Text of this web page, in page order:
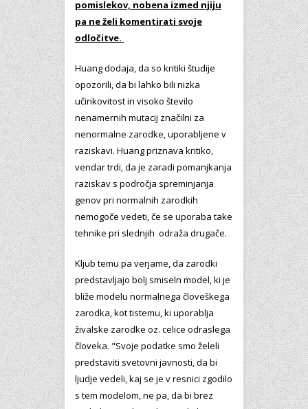
pomislekov, nobena izmed njiju
pa ne želi komentirati svoje
odločitve.
Huang dodaja, da so kritiki študije
opozorili, da bi lahko bili nizka
učinkovitost in visoko število
nenamernih mutacij značilni za
nenormalne zarodke, uporabljene v
raziskavi. Huang priznava kritiko,
vendar trdi, da je zaradi pomanjkanja
raziskav s področja spreminjanja
genov pri normalnih zarodkih
nemogoče vedeti, če se uporaba take
tehnike pri slednjih odraža drugače.
Kljub temu pa verjame, da zarodki
predstavljajo bolj smiseln model, ki je
bliže modelu normalnega človeškega
zarodka, kot tistemu, ki uporablja
živalske zarodke oz. celice odraslega
človeka. "Svoje podatke smo želeli
predstaviti svetovni javnosti, da bi
ljudje vedeli, kaj se je v resnici zgodilo
s tem modelom, ne pa, da bi brez